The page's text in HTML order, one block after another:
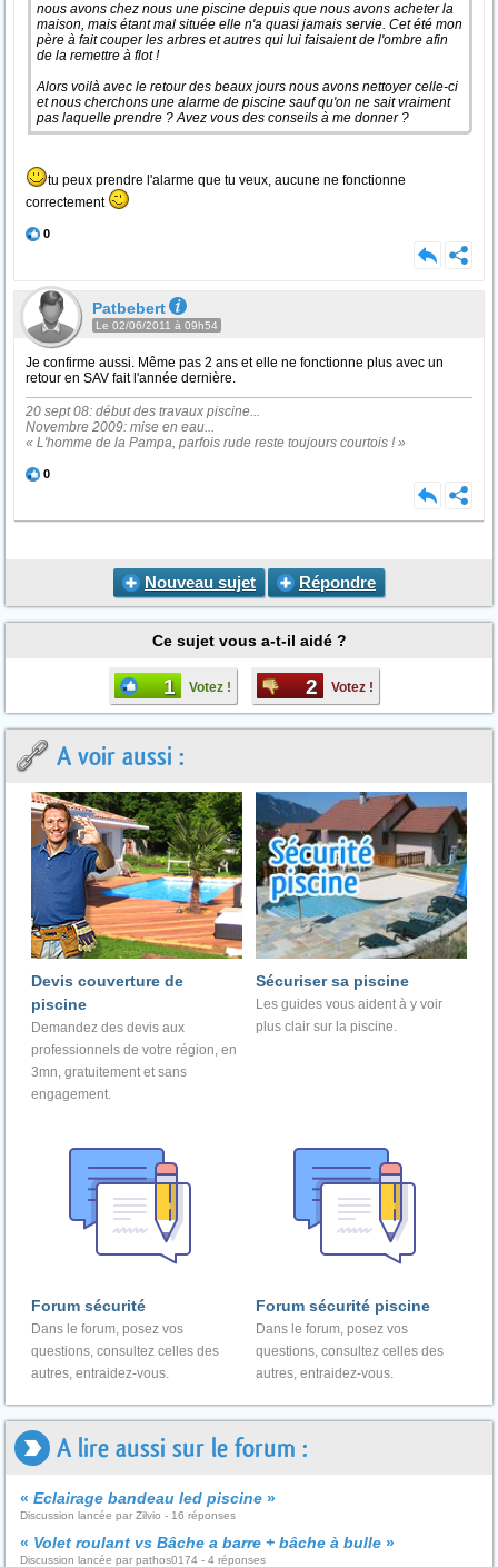
nous avons chez nous une piscine depuis que nous avons acheter la
maison, mais étant mal située elle n'a quasi jamais servie. Cet été mon
père à fait couper les arbres et autres qui lui faisaient de l'ombre afin
de la remettre à flot !
Alors voilà avec le retour des beaux jours nous avons nettoyer celle-ci
et nous cherchons une alarme de piscine sauf qu'on ne sait vraiment
pas laquelle prendre ? Avez vous des conseils à me donner ?
tu peux prendre l'alarme que tu veux, aucune ne fonctionne
correctement
0
Patbebert
Le 02/06/2011 à 09h54
Je confirme aussi. Même pas 2 ans et elle ne fonctionne plus avec un
retour en SAV fait l'année dernière.
20 sept 08: début des travaux piscine...
Novembre 2009: mise en eau...
« L'homme de la Pampa, parfois rude reste toujours courtois ! »
0
Nouveau sujet Répondre
Ce sujet vous a-t-il aidé ?
1 Votez ! 2 Votez !
A voir aussi :
Devis couverture de
piscine
Demandez des devis aux
professionnels de votre région, en
3mn, gratuitement et sans
engagement.
Sécuriser sa piscine
Les guides vous aident à y voir
plus clair sur la piscine.
Forum sécurité
Dans le forum, posez vos
questions, consultez celles des
autres, entraidez-vous.
Forum sécurité piscine
Dans le forum, posez vos
questions, consultez celles des
autres, entraidez-vous.
A lire aussi sur le forum :
« Eclairage bandeau led piscine »
Discussion lancée par Zilvio - 16 réponses
« Volet roulant vs Bâche a barre + bâche à bulle »
Discussion lancée par pathos0174 - 4 réponses